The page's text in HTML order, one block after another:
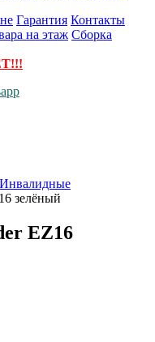
Гарантия Контакты
на этаж Сборка
Инвалидные
зелёный
EZ16